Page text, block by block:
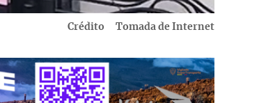
Crédito Tomada de Internet